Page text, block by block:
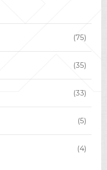
(75)
(35)
(33)
(5)
(4)